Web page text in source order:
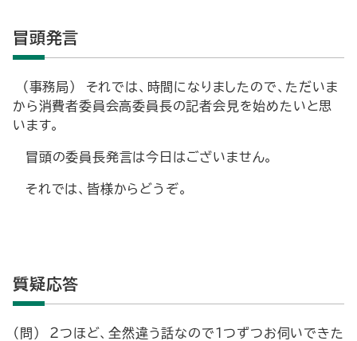
冒頭発言
（事務局） それでは、時間になりましたので、ただいま
から消費者委員会高委員長の記者会見を始めたいと思
います。
冒頭の委員長発言は今日はございません。
それでは、皆様からどうぞ。
質疑応答
（問） ２つほど、全然違う話なので１つずつお伺いできた